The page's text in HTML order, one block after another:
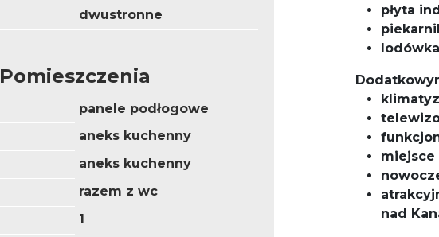
dwustronne
Pomieszczenia
panele podłogowe
aneks kuchenny
aneks kuchenny
razem z wc
1
płyta
miejsce
nad